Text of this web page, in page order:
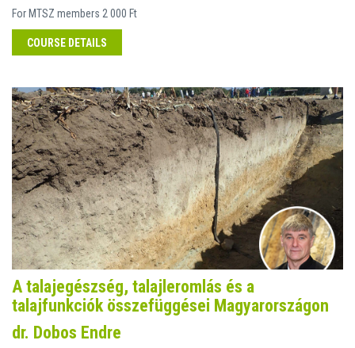
For MTSZ members 2 000 Ft
COURSE DETAILS
A talajegészség, talajleromlás és a
talajfunkciók összefüggései Magyarországon
dr. Dobos Endre